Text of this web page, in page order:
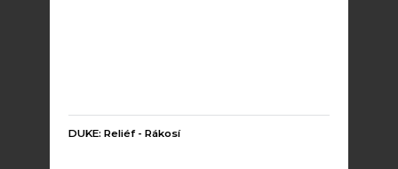
DUKE: Reliéf - Rákosí